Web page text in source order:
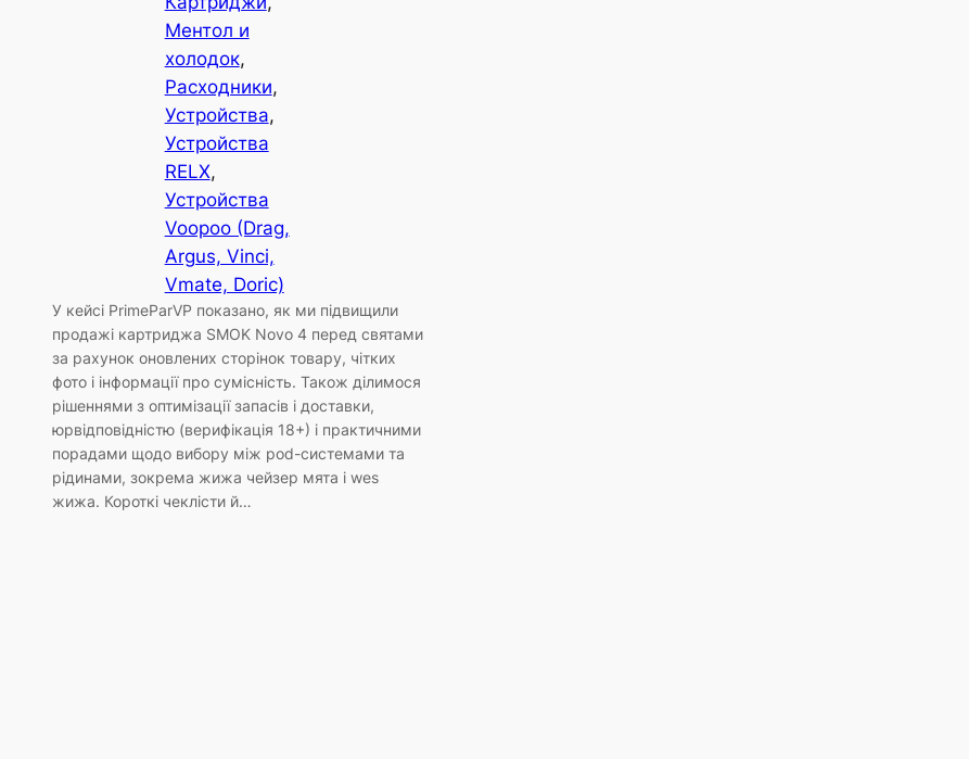
Ментол и
холодок
Расходники
Устройства
Устройства
RELX
Устройства
Voopoo (Drag,
Argus, Vinci,
Vmate, Doric)
У кейсі PrimeParVP показано, як ми підвищили
продажі картриджа SMOK Novo 4 перед святами
за рахунок оновлених сторінок товару, чітких
фото і інформації про сумісність. Також ділимося
рішеннями з оптимізації запасів і доставки,
юрвідповідністю (верифікація 18+) і практичними
порадами щодо вибору між pod-системами та
рідинами, зокрема жижа чейзер мята і wes
жижа. Короткі чеклісти й…